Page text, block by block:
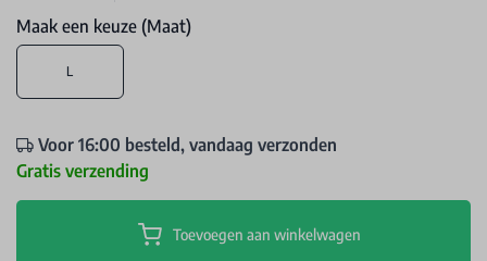
Maak een keuze (Maat)
L
Voor 16:00 besteld, vandaag verzonden
Gratis verzending
Toevoegen aan winkelwagen